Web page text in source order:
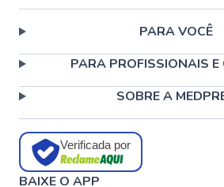
PARA VOCÊ
PARA PROFISSIONAIS E
SOBRE A
Verificada por
BAIXE O APP